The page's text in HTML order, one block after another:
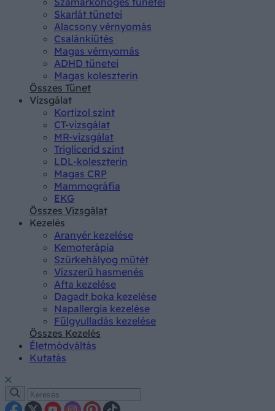
Skarlát tünetei
Alacsony vérnyomás
Csalánkiütés
Magas vérnyomás
ADHD tünetei
Magas koleszterin
Összes Tünet
Vizsgálat
Kortizol szint
CT-vizsgálat
MR-vizsgálat
Triglicerid szint
LDL-koleszterin
Magas CRP
Mammográfia
EKG
Összes Vizsgálat
Kezelés
Aranyér kezelése
Kemoterápia
Szürkehályog műtét
Vízszerű hasmenés
Afta kezelése
Dagadt boka kezelése
Napallergia kezelése
Fülgyulladás kezelése
Összes Kezelés
Életmódváltás
Kutatás